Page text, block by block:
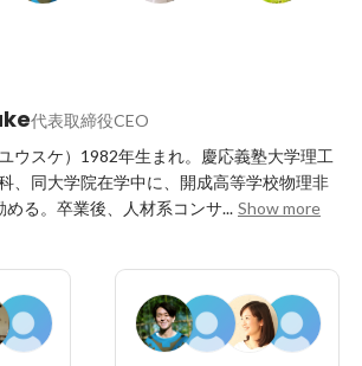
代表取締役CEO
ウスケ）1982年生まれ。慶応義塾大学理工
、同大学院在学中に、開成高等学校物理非
る。卒業後、人材系コンサ... Show more